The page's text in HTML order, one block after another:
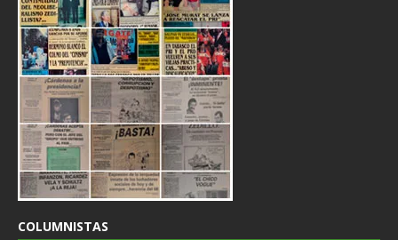
COLUMNISTAS